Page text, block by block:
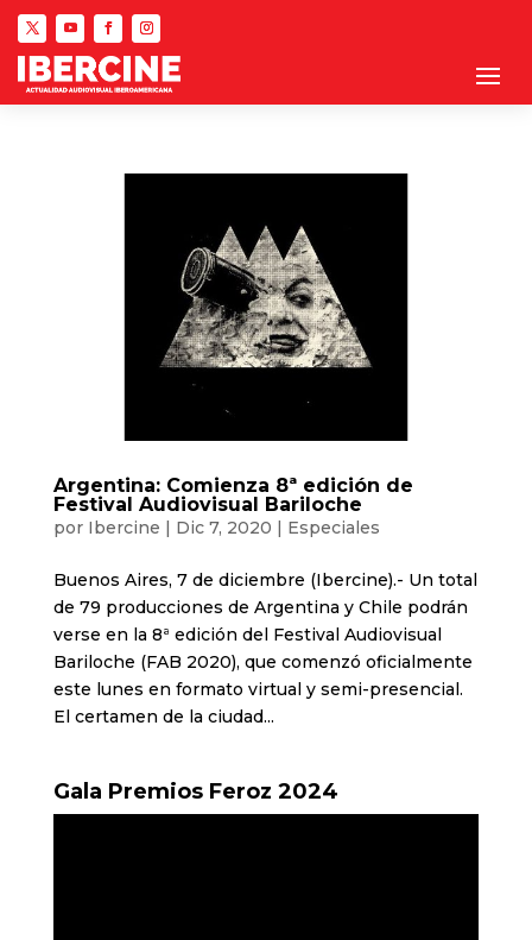
Argentina: Comienza 8ª edición de
Festival Audiovisual Bariloche
por Ibercine | Dic 7, 2020 | Especiales
Buenos Aires, 7 de diciembre (Ibercine).- Un total
de 79 producciones de Argentina y Chile podrán
verse en la 8ª edición del Festival Audiovisual
Bariloche (FAB 2020), que comenzó oficialmente
este lunes en formato virtual y semi-presencial.
El certamen de la ciudad...
Gala Premios Feroz 2024